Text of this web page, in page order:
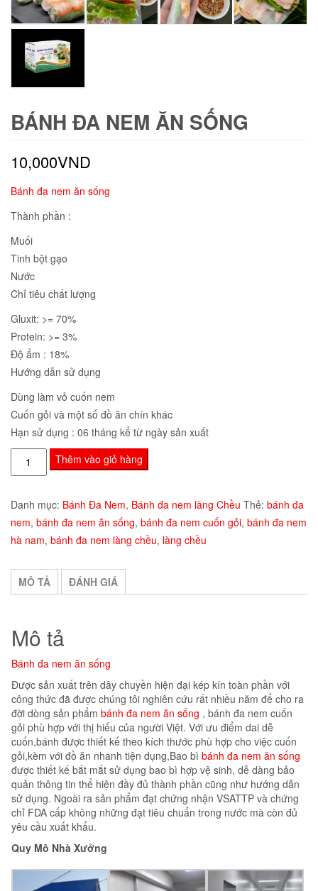
BÁNH ĐA NEM ĂN SỐNG
10,000VND
Bánh đa nem ăn sống
Thành phần :
Muối
Tinh bột gạo
Nước
Chỉ tiêu chất lượng
Gluxit: >= 70%
Protein: >= 3%
Độ ẩm : 18%
Hướng dẫn sử dụng
Dùng làm vỏ cuốn nem
Cuốn gỏi và một số đồ ăn chín khác
Hạn sử dụng : 06 tháng kể từ ngày sản xuất
Bánh
đa
ăn
sống
số
Thêm vào giỏ hàng
Danh mục: Bánh Đa Nem, Bánh đa nem làng Chều Thẻ: bánh đa
nem, bánh đa nem ăn sống, bánh đa nem cuốn gỏi, bánh đa nem
hà nam, bánh đa nem làng chều, làng chều
MÔ TẢ ĐÁNH GIÁ
Mô tả
Bánh đa nem ăn sống
Được sản xuất trên dây chuyền hiện đại kép kín toàn phần với
công thức đã được chúng tôi nghiên cứu rất nhiều năm để cho ra
đời dòng sản phẩm bánh đa nem ăn sống , bánh đa nem cuốn
gỏi phù hợp với thị hiếu của người Việt. Với ưu điểm dai dễ
cuốn,bánh được thiết kế theo kích thước phù hợp cho việc cuốn
gỏi,kèm với đồ ăn nhanh tiện dụng,Bao bì bánh đa nem ăn sống
được thiết kế bắt mắt sử dụng bao bì hợp vệ sinh, dễ dàng bảo
quản thông tin thể hiện đầy đủ thành phần cũng như hướng dẫn
sử dụng. Ngoài ra sản phẩm đạt chứng nhận VSATTP và chứng
chỉ FDA cấp không những đạt tiêu chuẩn trong nước mà còn đủ
yêu cầu xuất khẩu.
Quy Mô Nhà Xưởng